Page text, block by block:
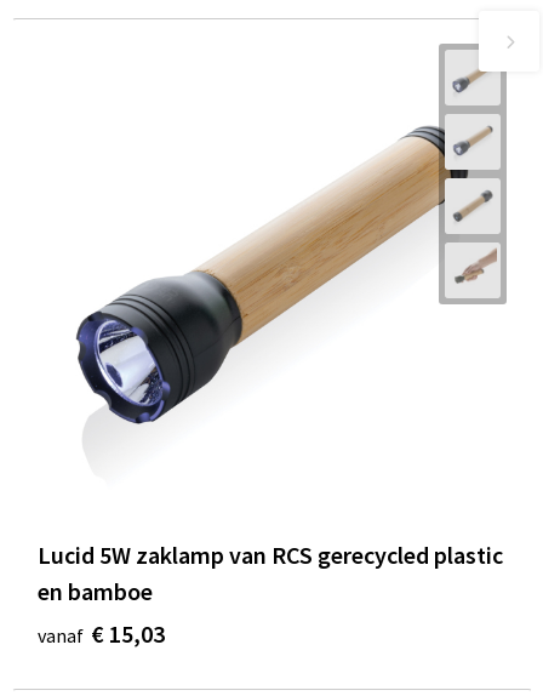
Lucid 5W zaklamp van RCS gerecycled plastic
en bamboe
vanaf € 15,03